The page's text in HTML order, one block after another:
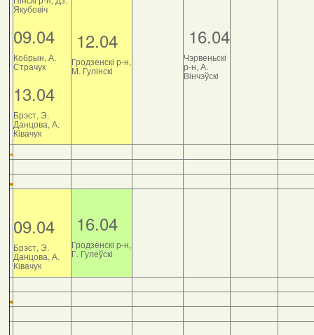
Якубовіч
09.04
Кобрын, А.
Страчук
13.04
Брэст, Э.
Данцова, А.
Ківачук
12.04
Гродзенскі р-н,
М. Гулінскі
16.04
Чэрвеньскі
р-н, А.
Вінчэўскі
09.04
Брэст, Э.
Данцова, А.
Ківачук
16.04
Гродзенскі р-н,
Г. Гулеўскі